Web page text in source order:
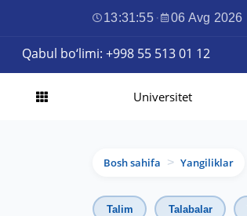
13:31:56 · 06 Avg 2026
Qabul bo‘limi: +998 55 513 01 12
Universitet
Bosh sahifa > Yangiliklar
Talim Talabalar